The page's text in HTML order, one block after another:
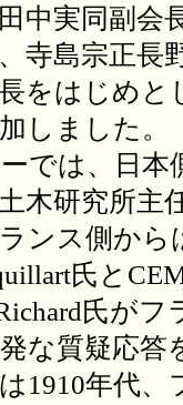
中実同副会
寺島宗正長
をはじめと
しました。
では、日本
木研究所主
ンス側から
氏と
氏が
な質疑応答
1910年代、